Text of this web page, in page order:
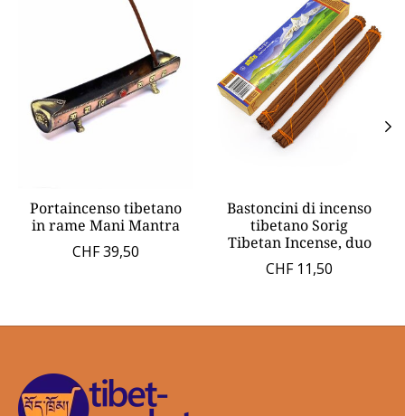
Portaincenso tibetano
in rame Mani Mantra
CHF 39,50
Bastoncini di incenso
tibetano Sorig
Tibetan Incense, duo
CHF 11,50